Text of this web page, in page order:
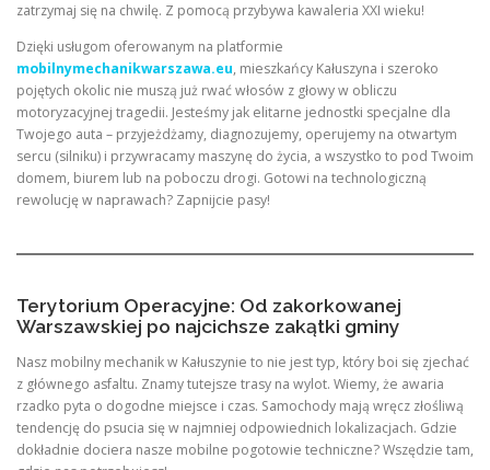
zatrzymaj się na chwilę. Z pomocą przybywa kawaleria XXI wieku!
Dzięki usługom oferowanym na platformie
mobilnymechanikwarszawa.eu, mieszkańcy Kałuszyna i szeroko
pojętych okolic nie muszą już rwać włosów z głowy w obliczu
motoryzacyjnej tragedii. Jesteśmy jak elitarne jednostki specjalne dla
Twojego auta – przyjeżdżamy, diagnozujemy, operujemy na otwartym
sercu (silniku) i przywracamy maszynę do życia, a wszystko to pod Twoim
domem, biurem lub na poboczu drogi. Gotowi na technologiczną
rewolucję w naprawach? Zapnijcie pasy!
Terytorium Operacyjne: Od zakorkowanej
Warszawskiej po najcichsze zakątki gminy
Nasz mobilny mechanik w Kałuszynie to nie jest typ, który boi się zjechać
z głównego asfaltu. Znamy tutejsze trasy na wylot. Wiemy, że awaria
rzadko pyta o dogodne miejsce i czas. Samochody mają wręcz złośliwą
tendencję do psucia się w najmniej odpowiednich lokalizacjach. Gdzie
dokładnie dociera nasze mobilne pogotowie techniczne? Wszędzie tam,